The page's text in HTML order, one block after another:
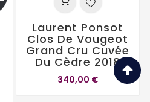
Laurent Ponsot
Clos De Vougeot
Grand Cru Cuvée
Du Cèdre 2018
340,00 €